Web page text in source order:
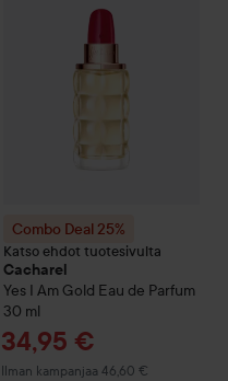
Combo Deal 25%
Katso ehdot tuotesivulta
Cacharel
Yes I Am Gold Eau de Parfum
30 ml
Tarjoushinta
34,95 €
Ilman kampanjaa 46,60 €